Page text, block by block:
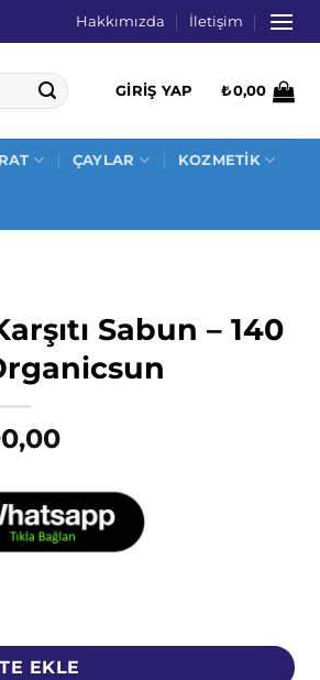
Hakkımızda İletişim
GIRIŞ YAP ₺0,00
ÇAYLAR KOZMETİK
Sabun – 140
Gram - Organicsun adet
EKLE